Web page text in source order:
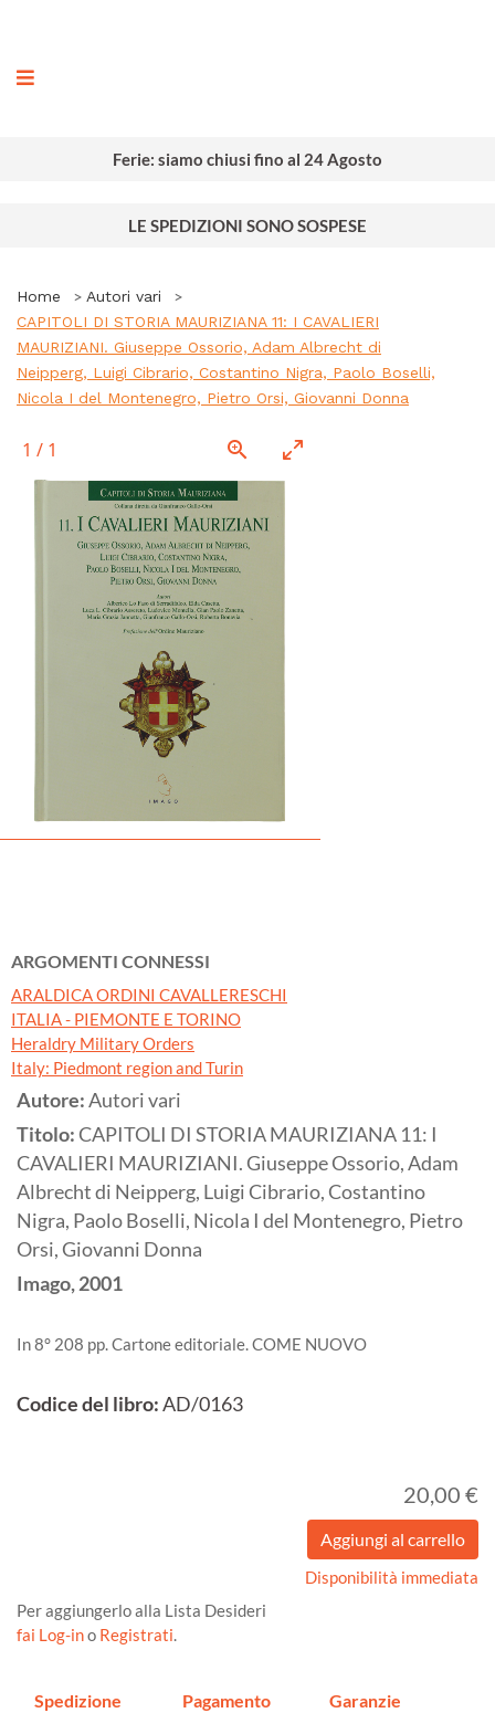
Ferie: siamo chiusi fino al 24 Agosto
LE SPEDIZIONI SONO SOSPESE
Home
Autori vari
CAPITOLI DI STORIA MAURIZIANA 11: I CAVALIERI
MAURIZIANI. Giuseppe Ossorio, Adam Albrecht di
Neipperg, Luigi Cibrario, Costantino Nigra, Paolo Boselli,
Nicola I del Montenegro, Pietro Orsi, Giovanni Donna
1 / 1
ARGOMENTI CONNESSI
ARALDICA ORDINI CAVALLERESCHI
ITALIA - PIEMONTE E TORINO
Heraldry Military Orders
Italy: Piedmont region and Turin
Autore:Autori vari
Titolo:CAPITOLI DI STORIA MAURIZIANA 11: I
CAVALIERI MAURIZIANI. Giuseppe Ossorio, Adam
Albrecht di Neipperg, Luigi Cibrario, Costantino
Nigra, Paolo Boselli, Nicola I del Montenegro, Pietro
Orsi, Giovanni Donna
Imago,2001
In 8° 208 pp. Cartone editoriale. COME NUOVO
Codice del libro:AD/0163
20,00 €
Disponibilità immediata
Per aggiungerlo alla Lista Desideri
fai Log-ino Registrati.
Spedizione Pagamento Garanzie